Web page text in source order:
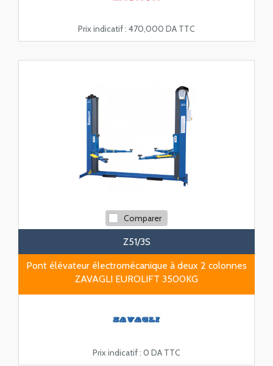
Prix indicatif : 470,000 DA TTC
Comparer
Z51/3S
Pont élévateur électromécanique à deux 2 colonnes
ZAVAGLI EUROLIFT 3500KG
Prix indicatif : 0 DA TTC